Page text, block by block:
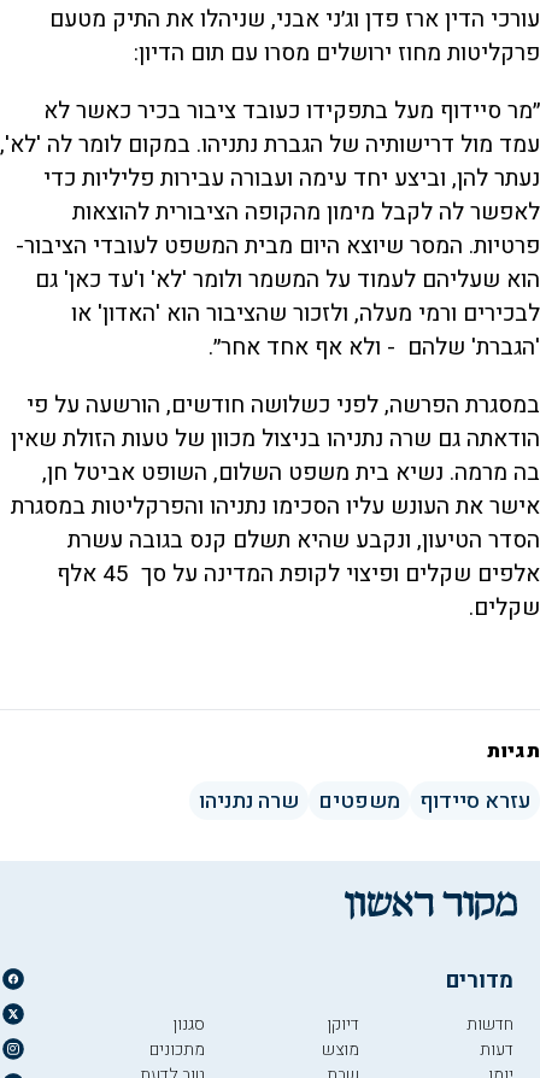
עורכי הדין ארז פדן וג׳ני אבני, שניהלו את התיק מטעם
פרקליטות מחוז ירושלים מסרו עם תום הדיון:
״מר סיידוף מעל בתפקידו כעובד ציבור בכיר כאשר לא
עמד מול דרישותיה של הגברת נתניהו. במקום לומר לה 'לא',
נעתר להן, וביצע יחד עימה ועבורה עבירות פליליות כדי
לאפשר לה לקבל מימון מהקופה הציבורית להוצאות
פרטיות. המסר שיוצא היום מבית המשפט לעובדי הציבור-
הוא שעליהם לעמוד על המשמר ולומר 'לא' ו'עד כאן' גם
לבכירים ורמי מעלה, ולזכור שהציבור הוא 'האדון' או
'הגברת' שלהם - ולא אף אחד אחר״.
במסגרת הפרשה, לפני כשלושה חודשים, הורשעה על פי
הודאתה גם שרה נתניהו בניצול מכוון של טעות הזולת שאין
בה מרמה. נשיא בית משפט השלום, השופט אביטל חן,
אישר את העונש עליו הסכימו נתניהו והפרקליטות במסגרת
הסדר הטיעון, ונקבע שהיא תשלם קנס בגובה עשרת
אלפים שקלים ופיצוי לקופת המדינה על סך 45 אלף
שקלים.
תגיות
עזרא סיידוף משפטים שרה נתניהו
מדורים
חדשות
דעות
דיוקן
מוצש
סגנון
מתכונים